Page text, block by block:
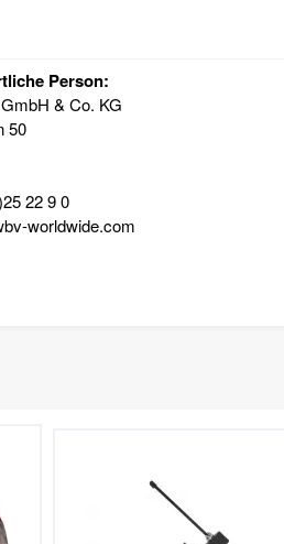
Person:
GmbH & Co. KG
50
22 9 0
worldwide.com